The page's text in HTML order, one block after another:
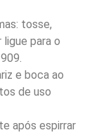
tosse,
para o
e boca ao
de uso
após espirrar